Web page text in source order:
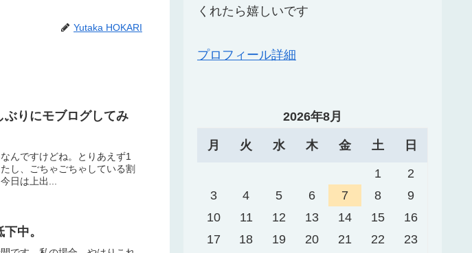
Yutaka HOKARI
りにモブログしてみ
んですけどね。とりあえず1
し、ごちゃごちゃしている割
日は上出...
中。
くれたら嬉しいです
プロフィール詳細
2026年8月
月 火 水 木 金 土 日
1
2
3
4 5 6 7 8
9
10
11 12 13 14 15
16
17
18 19 20 21 22
23